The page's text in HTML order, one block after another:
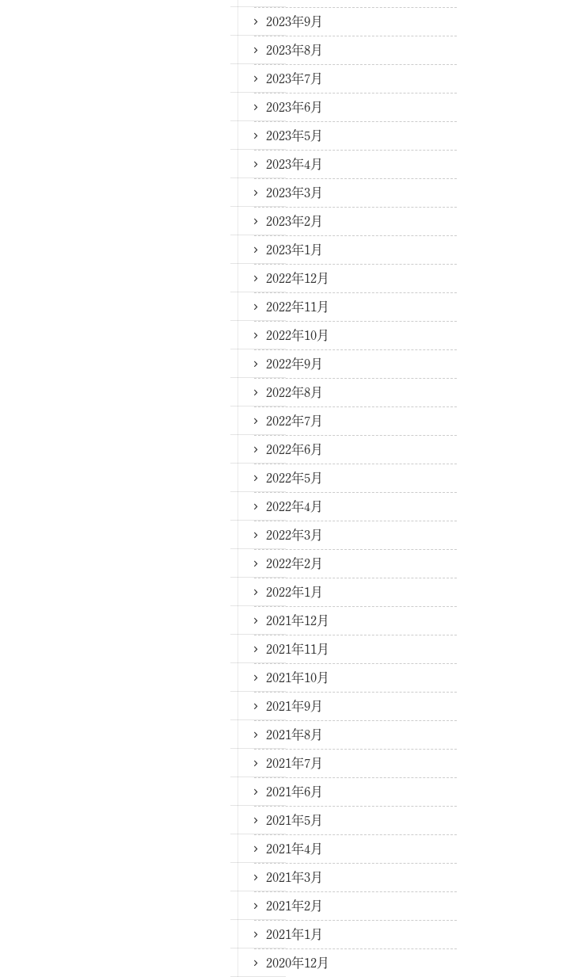
2023年9月
2023年8月
2023年7月
2023年6月
2023年5月
2023年4月
2023年3月
2023年2月
2023年1月
2022年12月
2022年11月
2022年10月
2022年9月
2022年8月
2022年7月
2022年6月
2022年5月
2022年4月
2022年3月
2022年2月
2022年1月
2021年12月
2021年11月
2021年10月
2021年9月
2021年8月
2021年7月
2021年6月
2021年5月
2021年4月
2021年3月
2021年2月
2021年1月
2020年12月